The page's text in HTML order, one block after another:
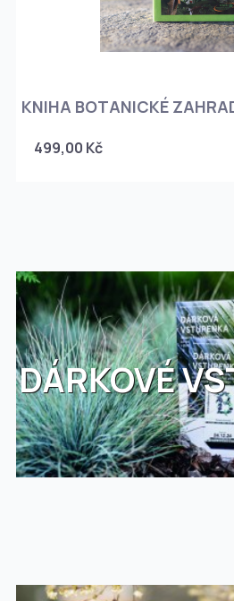
KNIHA BOTANICKÉ
499,00 Kč
DÁRKOVÉ